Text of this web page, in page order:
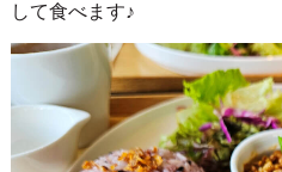
して食べます♪